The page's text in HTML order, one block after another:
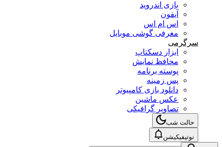
بازی اندروید
آیفون
اس ام اس
معرفی گوشی موبایل
سرگرمی
ابزار دسکتاپ
محافظ نمایش
پوسته برنامه
پس زمینه
دانلود بازی کامپیوتر
عکس ماشین
تصاویر گرافیکی
حالت شب
نوتیفیکیشن